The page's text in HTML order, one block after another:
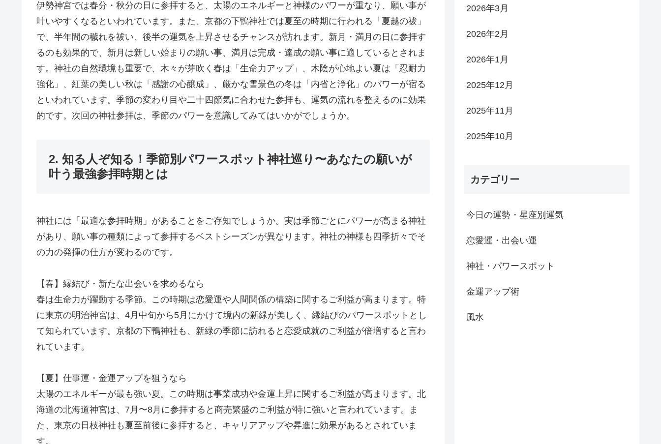
伊勢神宮では春分・秋分の日に参拝すると、太陽のエネルギーと神様のパワーが重なり、願い事が
叶いやすくなるといわれています。また、京都の下鴨神社では夏至の時期に行われる「夏越の祓」
で、半年間の穢れを祓い、後半の運気を上昇させるチャンスが訪れます。新月・満月の日に参拝す
るのも効果的で、新月は新しい始まりの願い事、満月は完成・達成の願い事に適しているとされま
す。神社の自然環境も重要で、木々が芽吹く春は「生命力アップ」、木陰が心地よい夏は「忍耐力
強化」、紅葉の美しい秋は「感謝の心醸成」、厳かな雪景色の冬は「内省と浄化」のパワーが宿る
といわれています。季節の変わり目や二十四節気に合わせた参拝も、運気の流れを整えるのに効果
的です。次回の神社参拝は、季節のパワーを意識してみてはいかがでしょうか。
2. 知る人ぞ知る！季節別パワースポット神社巡り〜あなたの願いが
叶う最強参拝時期とは
神社には「最適な参拝時期」があることをご存知でしょうか。実は季節ごとにパワーが高まる神社
があり、願い事の種類によって参拝するベストシーズンが異なります。神社の神様も四季折々でそ
の力の発揮の仕方が変わるのです。
【春】縁結び・新たな出会いを求めるなら
春は生命力が躍動する季節。この時期は恋愛運や人間関係の構築に関するご利益が高まります。特
に東京の明治神宮は、4月中旬から5月にかけて境内の新緑が美しく、縁結びのパワースポットとし
て知られています。京都の下鴨神社も、新緑の季節に訪れると恋愛成就のご利益が倍増すると言わ
れています。
【夏】仕事運・金運アップを狙うなら
太陽のエネルギーが最も強い夏。この時期は事業成功や金運上昇に関するご利益が高まります。北
海道の北海道神宮は、7月〜8月に参拝すると商売繁盛のご利益が特に強いと言われています。ま
た、東京の日枝神社も夏至前後に参拝すると、キャリアアップや昇進に効果があるとされていま
す。
2026年3月
2026年2月
2026年1月
2025年12月
2025年11月
2025年10月
カテゴリー
今日の運勢・星座別運気
恋愛運・出会い運
神社・パワースポット
金運アップ術
風水